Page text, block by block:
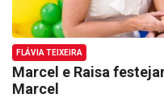
FLÁVIA TEIXEIRA
Marcel e Raisa
Marcel